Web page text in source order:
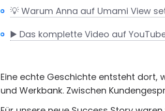
💡 Warum Anna auf Umami View
▶️ Das komplette Video auf
Eine echte Geschichte entsteht dort,
und Werkbank. Zwischen